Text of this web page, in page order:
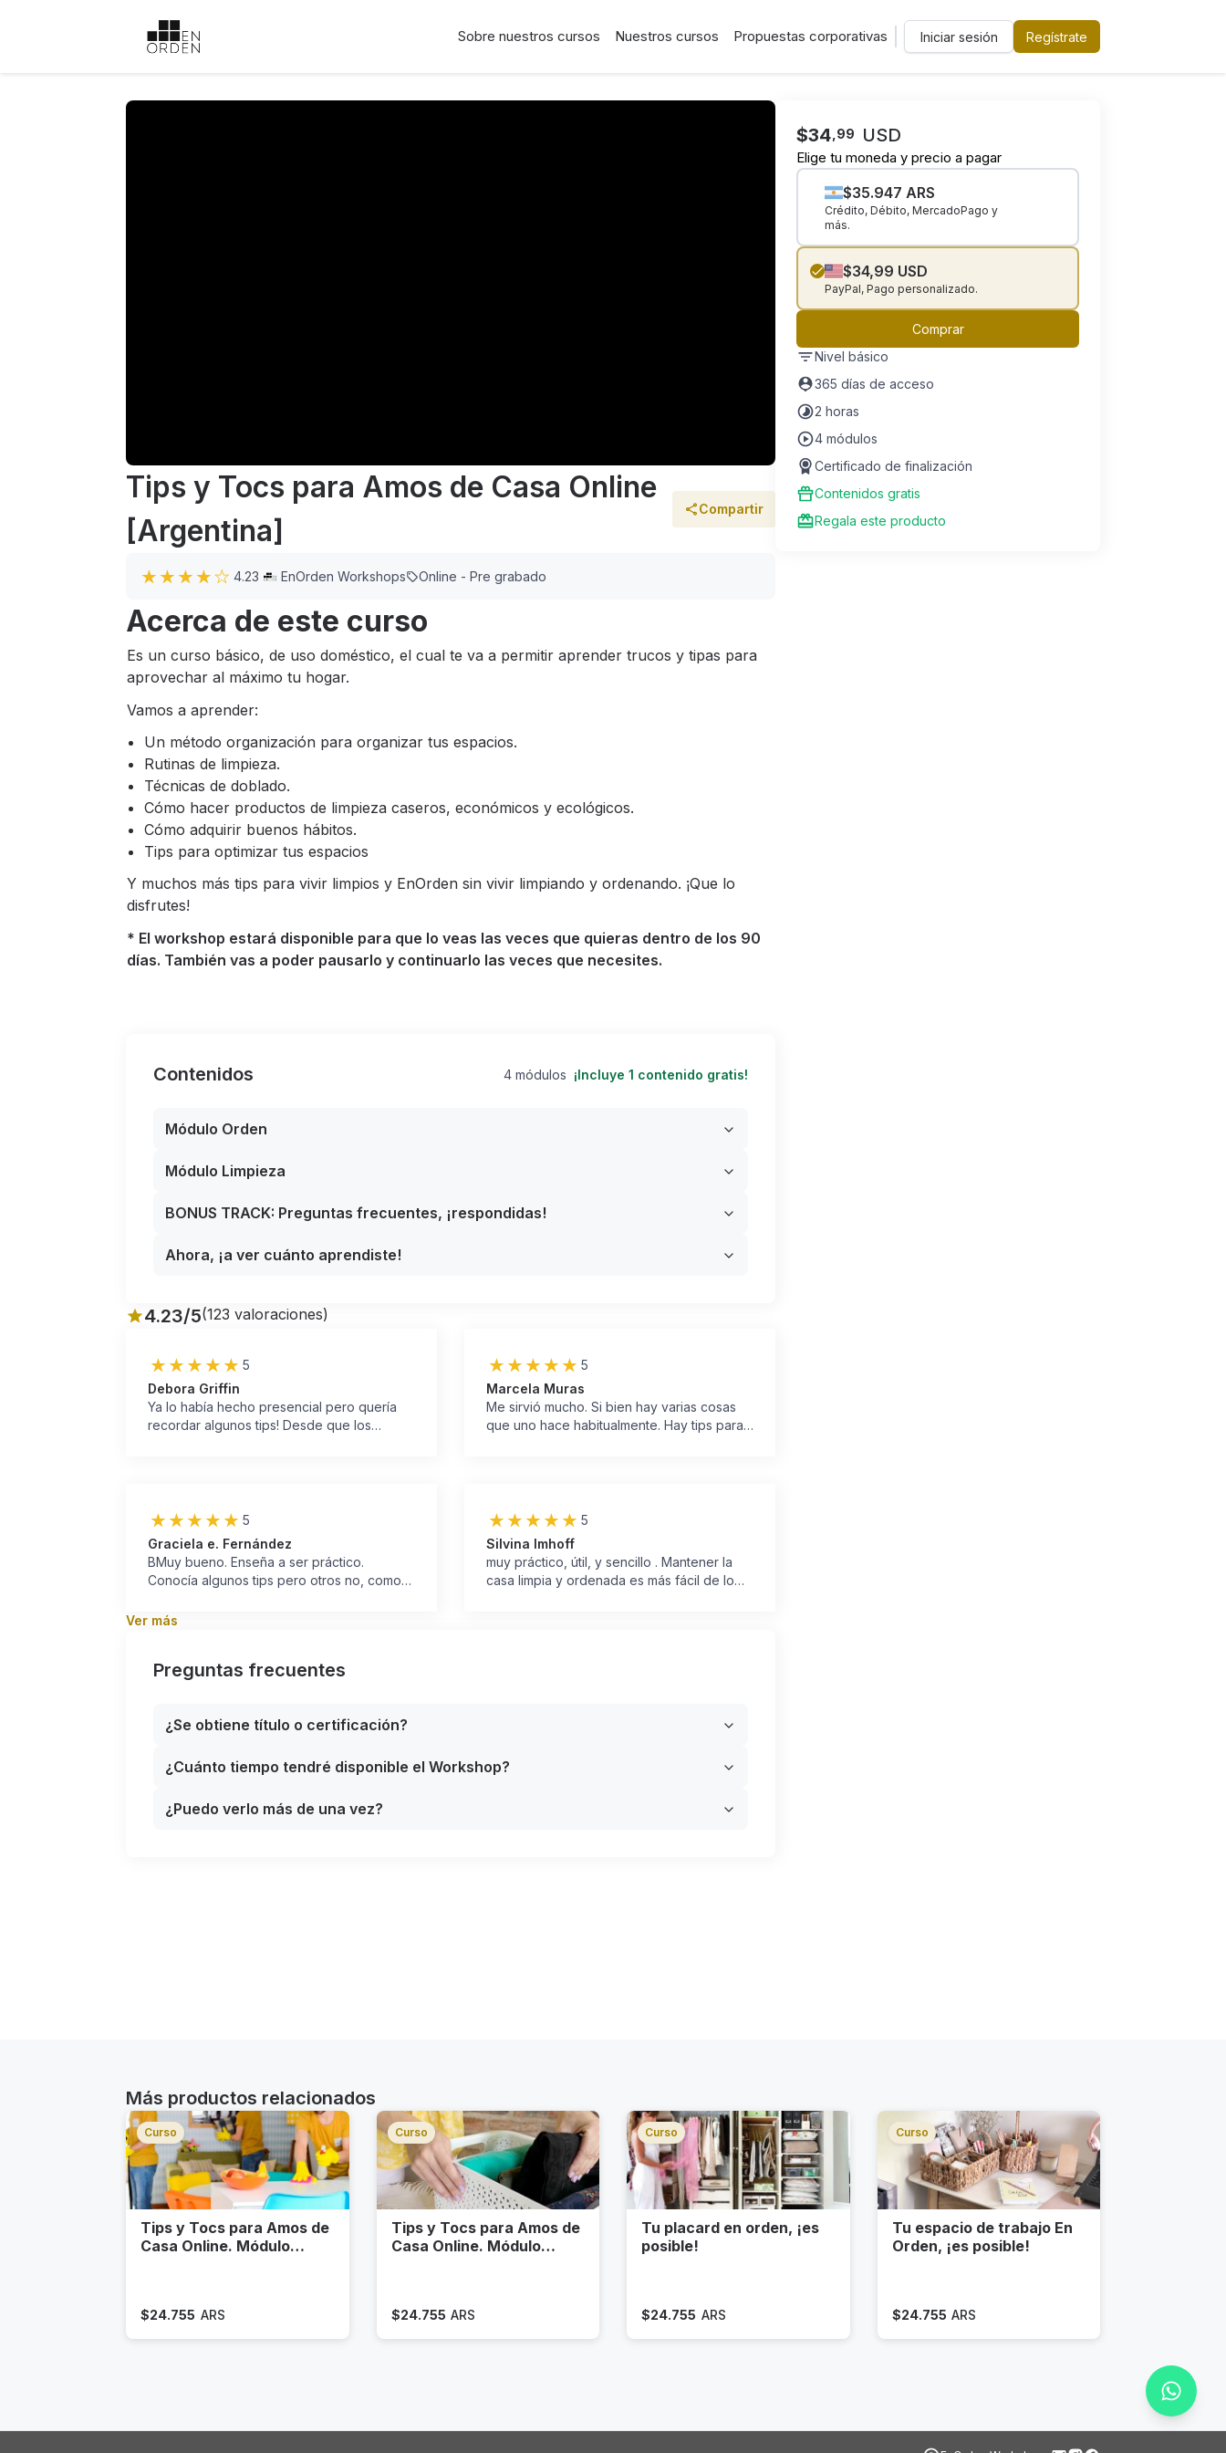
Sobre nuestros cursos Nuestros cursos Propuestas corporativas Iniciar sesión Regístrate
Tips y Tocs para Amos de Casa Online
[Argentina]
Compartir
4.23 EnOrden Workshops Online - Pre grabado
Acerca de este curso
Es un curso básico, de uso doméstico, el cual te va a permitir aprender trucos y tipas para
aprovechar al máximo tu hogar.
Vamos a aprender:
Un método organización para organizar tus espacios.
Rutinas de limpieza.
Técnicas de doblado.
Cómo hacer productos de limpieza caseros, económicos y ecológicos.
Cómo adquirir buenos hábitos.
Tips para optimizar tus espacios
Y muchos más tips para vivir limpios y EnOrden sin vivir limpiando y ordenando. ¡Que lo
disfrutes!
* El workshop estará disponible para que lo veas las veces que quieras dentro de los 90
días. También vas a poder pausarlo y continuarlo las veces que necesites.
Contenidos 4 módulos ¡Incluye 1 contenido gratis!
Módulo Orden
Módulo Limpieza
BONUS TRACK: Preguntas frecuentes, ¡respondidas!
Ahora, ¡a ver cuánto aprendiste!
4.23/5(123 valoraciones)
5
Debora Griffin
Ya lo había hecho presencial pero quería
recordar algunos tips! Desde que los
bastante a veces. Pero hay hábitos que ya
adopté y me facilita bastante cuando
retomo las rutinas!
5
Marcela Muras
Me sirvió mucho. Si bien hay varias cosas
que uno hace habitualmente. Hay tips para
serviría mucho. Muy bueno el curso!
5
Graciela e. Fernández
BMuy bueno. Enseña a ser práctico.
Conocía algunos tips pero otros no, como
bicarbonato. El desafío cuando uno no vive
en este momento. Gracias
5
Silvina Imhoff
muy práctico, útil, y sencillo . Mantener la
casa limpia y ordenada es más fácil de lo
Ver más
Preguntas frecuentes
¿Se obtiene título o certificación?
¿Cuánto tiempo tendré disponible el Workshop?
¿Puedo verlo más de una vez?
$34 99 USD
Elige tu moneda y precio a pagar
$35.947 ARS
Crédito, Débito, MercadoPago y
más.
$34,99 USD
PayPal, Pago personalizado.
Comprar
Nivel básico
365 días de acceso
2 horas
4 módulos
Certificado de finalización
Contenidos gratis
Regala este producto
Más productos relacionados
Curso
Tips y Tocs para Amos de
Casa Online. Módulo
$24.755 ARS
Curso
Tips y Tocs para Amos de
Casa Online. Módulo
$24.755 ARS
Curso
Tu placard en orden, ¡es
posible!
$24.755 ARS
Curso
Tu espacio de trabajo En
Orden, ¡es posible!
$24.755 ARS